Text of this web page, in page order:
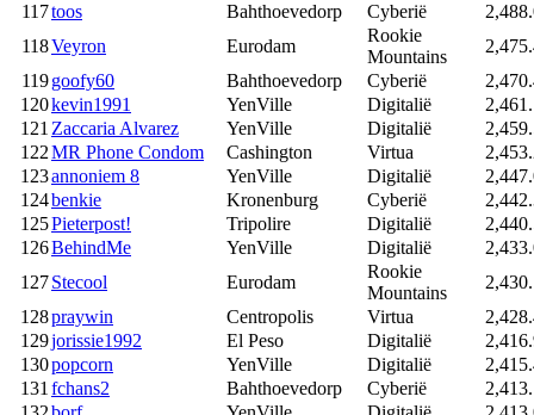
117toos Bahthoevedorp Cyberië
118Veyron Eurodam
Rookie
Mountains
119goofy60 Bahthoevedorp Cyberië
120kevin1991 YenVille Digitalië
121Zaccaria Alvarez YenVille Digitalië
122MR Phone Condom Cashington Virtua
123annoniem 8 YenVille Digitalië
124benkie Kronenburg Cyberië
125Pieterpost! Tripolire Digitalië
126BehindMe YenVille Digitalië
127Stecool Eurodam
Rookie
Mountains
128praywin Centropolis Virtua
129jorissie1992 El Peso Digitalië
130popcorn YenVille Digitalië
131fchans2 Bahthoevedorp Cyberië